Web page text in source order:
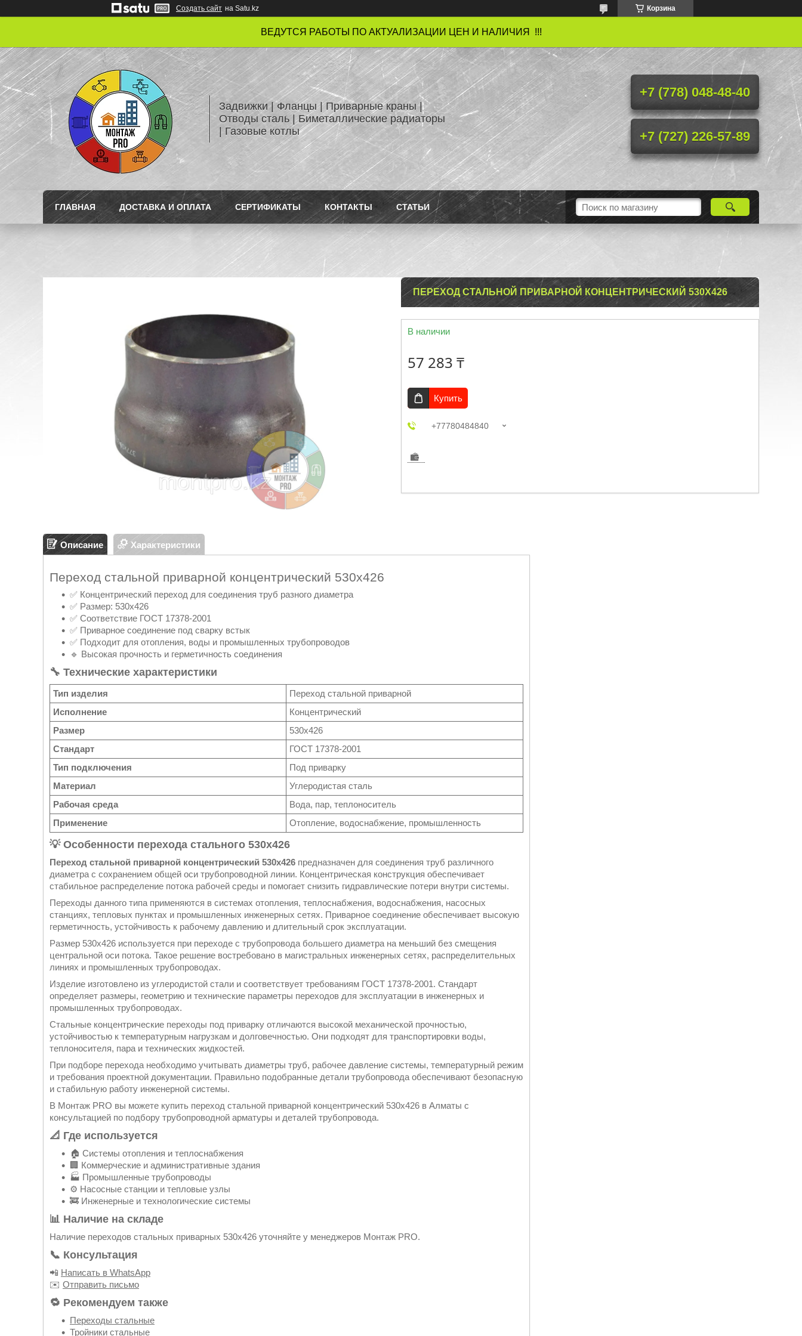
Создать сайт на Satu.kz Корзина
ВЕДУТСЯ РАБОТЫ ПО АКТУАЛИЗАЦИИ ЦЕН И НАЛИЧИЯ !!!
Задвижки | Фланцы | Приварные краны |
Отводы сталь | Биметаллические радиаторы
| Газовые котлы
+7 (778) 048-48-40
+7 (727) 226-57-89
ГЛАВНАЯ ДОСТАВКА И ОПЛАТА СЕРТИФИКАТЫ КОНТАКТЫ СТАТЬИ
ПЕРЕХОД СТАЛЬНОЙ ПРИВАРНОЙ КОНЦЕНТРИЧЕСКИЙ 530Х426
В наличии
57 283 ₸
Купить
+77780484840
Описание Характеристики
Переход стальной приварной концентрический 530х426
✅ Концентрический переход для соединения труб разного диаметра
✅ Размер: 530х426
✅ Соответствие ГОСТ 17378-2001
✅ Приварное соединение под сварку встык
✅ Подходит для отопления, воды и промышленных трубопроводов
🔹 Высокая прочность и герметичность соединения
🔧 Технические характеристики
Тип изделия
Переход стальной приварной
Исполнение
Концентрический
Размер
530х426
Стандарт
ГОСТ 17378-2001
Тип подключения
Под приварку
Материал
Углеродистая сталь
Рабочая среда
Вода, пар, теплоноситель
Применение
Отопление, водоснабжение, промышленность
💡 Особенности перехода стального 530х426
Переход стальной приварной концентрический 530х426 предназначен для соединения труб различного
диаметра с сохранением общей оси трубопроводной линии. Концентрическая конструкция обеспечивает
стабильное распределение потока рабочей среды и помогает снизить гидравлические потери внутри системы.
Переходы данного типа применяются в системах отопления, теплоснабжения, водоснабжения, насосных
станциях, тепловых пунктах и промышленных инженерных сетях. Приварное соединение обеспечивает высокую
герметичность, устойчивость к рабочему давлению и длительный срок эксплуатации.
Размер 530х426 используется при переходе с трубопровода большего диаметра на меньший без смещения
центральной оси потока. Такое решение востребовано в магистральных инженерных сетях, распределительных
линиях и промышленных трубопроводах.
Изделие изготовлено из углеродистой стали и соответствует требованиям ГОСТ 17378-2001. Стандарт
определяет размеры, геометрию и технические параметры переходов для эксплуатации в инженерных и
промышленных трубопроводах.
Стальные концентрические переходы под приварку отличаются высокой механической прочностью,
устойчивостью к температурным нагрузкам и долговечностью. Они подходят для транспортировки воды,
теплоносителя, пара и технических жидкостей.
При подборе перехода необходимо учитывать диаметры труб, рабочее давление системы, температурный режим
и требования проектной документации. Правильно подобранные детали трубопровода обеспечивают безопасную
и стабильную работу инженерной системы.
В Монтаж PRO вы можете купить переход стальной приварной концентрический 530х426 в Алматы с
консультацией по подбору трубопроводной арматуры и деталей трубопровода.
📐 Где используется
🏠 Системы отопления и теплоснабжения
🏢 Коммерческие и административные здания
🏭 Промышленные трубопроводы
⚙️ Насосные станции и тепловые узлы
🚒 Инженерные и технологические системы
📊 Наличие на складе
Наличие переходов стальных приварных 530х426 уточняйте у менеджеров Монтаж PRO.
📞 Консультация
📲 Написать в WhatsApp
✉️ Отправить письмо
🔁 Рекомендуем также
Переходы стальные
Тройники стальные